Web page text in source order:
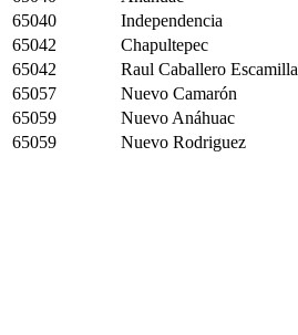
65040
Independencia
65042
Chapultepec
65042
Raul Caballero Escamilla
65057
Nuevo Camarón
65059
Nuevo Anáhuac
65059
Nuevo Rodriguez